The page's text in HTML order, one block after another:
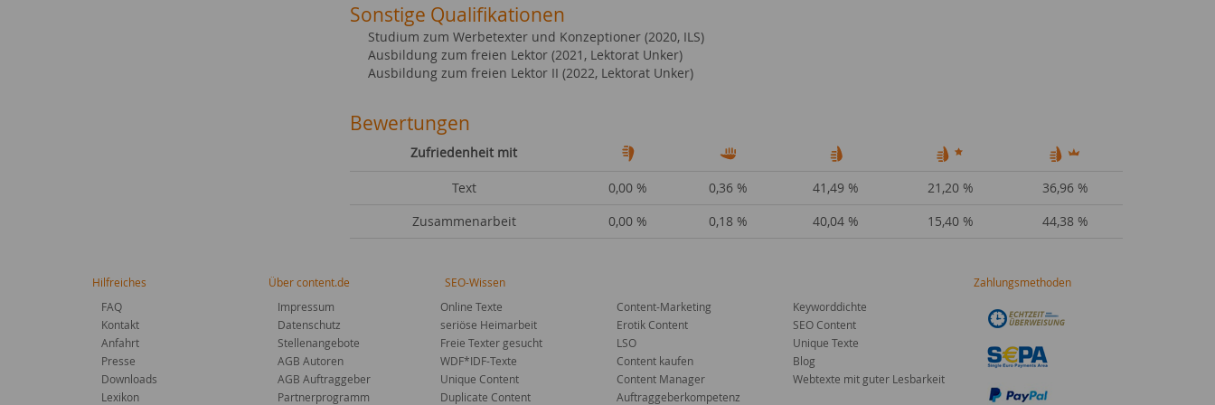
Sonstige Qualifikationen
Studium zum Werbetexter und Konzeptioner (2020, ILS)
Ausbildung zum freien Lektor (2021, Lektorat Unker)
Ausbildung zum freien Lektor II (2022, Lektorat Unker)
Bewertungen
Zufriedenheit mit
Text 0,00 % 0,36 % 41,49 % 21,20 %
36,96 %
Zusammenarbeit
0,00 % 0,18 % 40,04 % 15,40 % 44,38 %
Hilfreiches
FAQ
Kontakt
Anfahrt
Presse
Downloads
Lexikon
Über content.de
Impressum
Datenschutz
Stellenangebote
AGB Autoren
AGB Auftraggeber
Partnerprogramm
SEO-Wissen
Online Texte
seriöse Heimarbeit
Freie Texter gesucht
WDF*IDF-Texte
Unique Content
Duplicate Content
Content-Marketing
Erotik Content
LSO
Content kaufen
Content Manager
Auftraggeberkompetenz
Keyworddichte
SEO Content
Unique Texte
Blog
Webtexte mit guter Lesbarkeit
Zahlungsmethoden